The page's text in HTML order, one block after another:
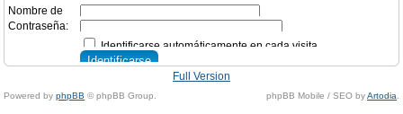
Nombre de
Usuario:
Contraseña:
Olvidé mi contraseña
Identificarse automáticamente en cada visita
Ocultar mi estado de conexión en esta sesión
Full Version
Powered by phpBB © phpBB Group. phpBB Mobile / SEO byArtodia